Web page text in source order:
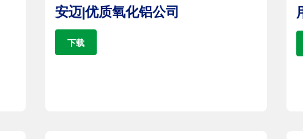
安迈|优质氧化铝公司
下载